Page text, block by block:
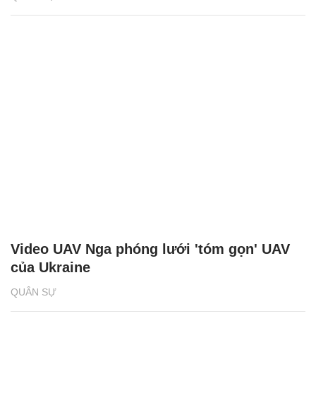
QUÂN SỰ
Video UAV Nga phóng lưới 'tóm gọn' UAV
của Ukraine